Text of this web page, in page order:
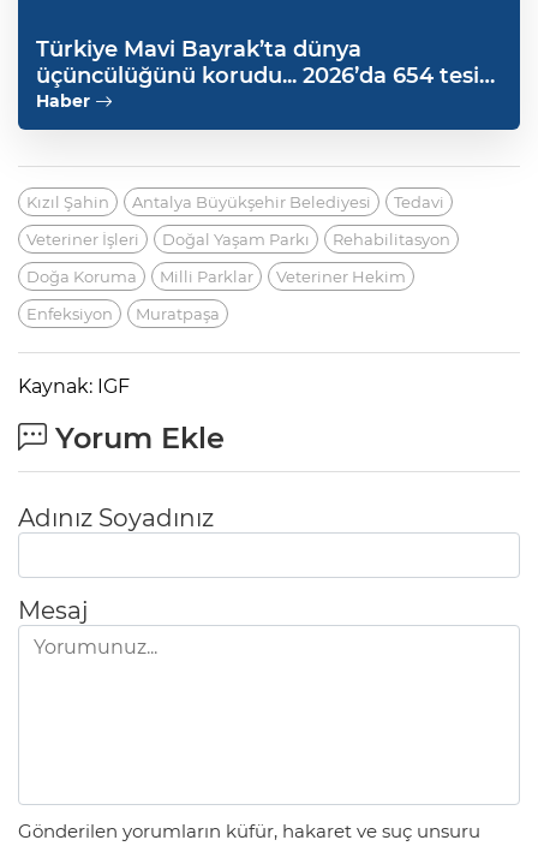
Türkiye Mavi Bayrak’ta dünya
üçüncülüğünü korudu... 2026’da 654 tesis
sertifikalandı
Haber
Kızıl Şahin Antalya Büyükşehir Belediyesi
Tedavi
Veteriner İşleri
Doğal Yaşam Parkı
Rehabilitasyon
Doğa Koruma
Milli Parklar
Veteriner Hekim
Enfeksiyon
Muratpaşa
Kaynak: IGF
Yorum Ekle
Adınız Soyadınız
Mesaj
Gönderilen yorumların küfür, hakaret ve suç unsuru